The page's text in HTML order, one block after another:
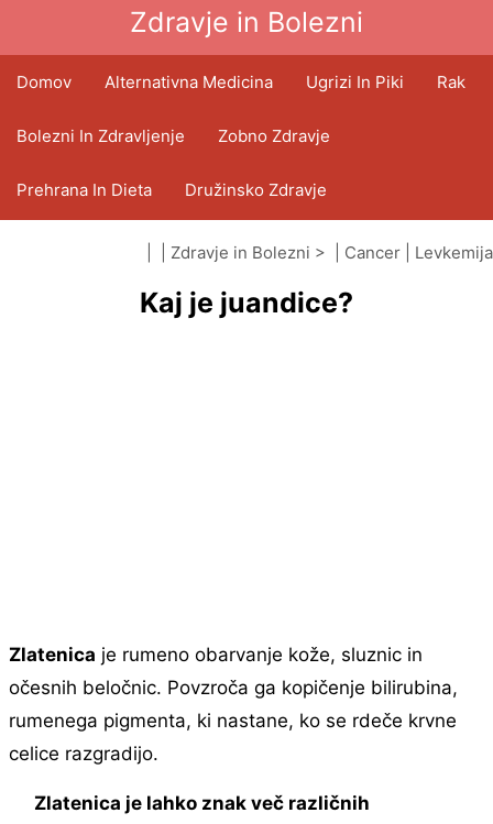
Zdravje in Bolezni
Domov Alternativna Medicina Ugrizi In Piki Rak
Bolezni In Zdravljenje Zobno Zdravje
Prehrana In Dieta Družinsko Zdravje
Zdravstveni Sektor Duševno Zdravje
Javno Zdravje In Varnost Operacije In Posegi
Zdravje in Bolezni > | Cancer Levkemija
Kaj je juandice?
Zlatenica je rumeno obarvanje kože, sluznic in
očesnih beločnic. Povzroča ga kopičenje bilirubina,
rumenega pigmenta, ki nastane, ko se rdeče krvne
celice razgradijo.
Zlatenica je lahko znak več različnih